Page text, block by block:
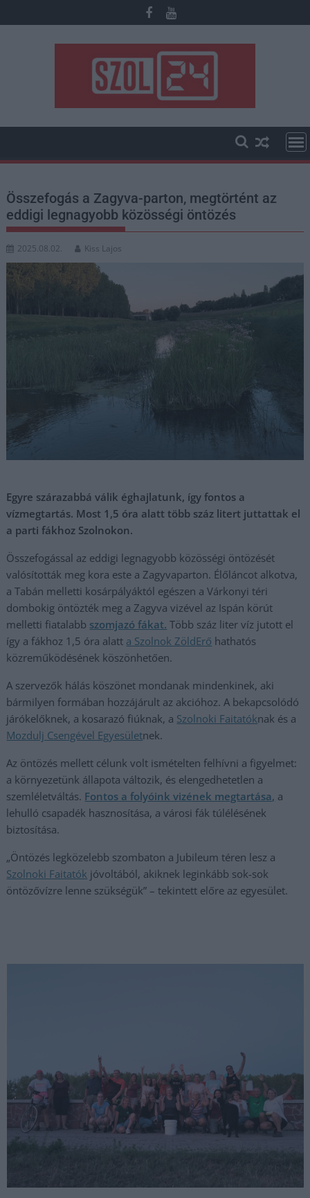
to
Összefogás a Zagyva-parton, megtörtént az
eddigi legnagyobb közösségi öntözés
2025.08.02. Kiss Lajos
Egyre szárazabbá válik éghajlatunk, így fontos a
vízmegtartás. Most 1,5 óra alatt több száz litert juttattak el
a parti fákhoz Szolnokon.
Összefogással az eddigi legnagyobb közösségi öntözését
valósították meg kora este a Zagyvaparton. Élőláncot alkotva,
a Tabán melletti kosárpályáktól egészen a Várkonyi téri
dombokig öntözték meg a Zagyva vizével az Ispán körút
melletti fiatalabb szomjazó fákat. Több száz liter víz jutott el
így a fákhoz 1,5 óra alatt a Szolnok ZöldErő hathatós
közreműködésének köszönhetően.
A szervezők hálás köszönet mondanak mindenkinek, aki
bármilyen formában hozzájárult az akcióhoz. A bekapcsolódó
járókelőknek, a kosarazó fiúknak, a Szolnoki Faitatóknak és a
Mozdulj Csengével Egyesületnek.
Az öntözés mellett célunk volt ismételten felhívni a figyelmet:
a környezetünk állapota változik, és elengedhetetlen a
szemléletváltás. Fontos a folyóink vizének megtartása, a
lehulló csapadék hasznosítása, a városi fák túlélésének
biztosítása.
„Öntözés legközelebb szombaton a Jubileum téren lesz a
Szolnoki Faitatók jóvoltából, akiknek leginkább sok-sok
öntözővízre lenne szükségük” – tekintett előre az egyesület.